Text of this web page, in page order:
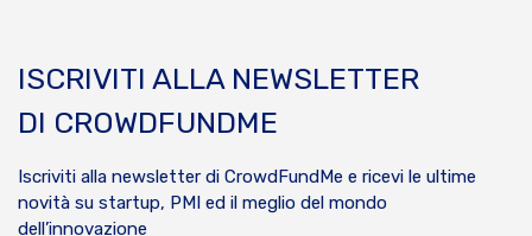
ISCRIVITI ALLA NEWSLETTER
DI CROWDFUNDME
Iscriviti alla newsletter di CrowdFundMe e ricevi le ultime
novità su startup, PMI ed il meglio del mondo
dell’innovazione